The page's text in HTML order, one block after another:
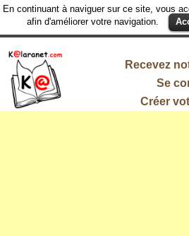
En continuant à naviguer sur ce site, vous
afin d'améliorer votre navigation.
Recevez
Se
Créer